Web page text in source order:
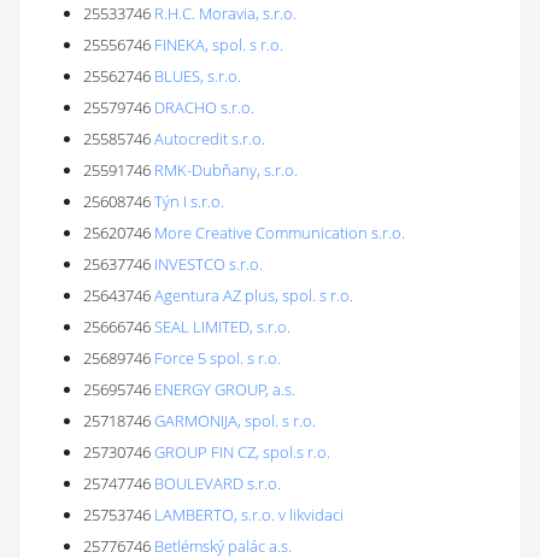
25533746 R.H.C. Moravia, s.r.o.
25556746 FINEKA, spol. s r.o.
25562746 BLUES, s.r.o.
25579746 DRACHO s.r.o.
25585746Autocredit s.r.o.
25591746 RMK-Dubňany, s.r.o.
25608746Týn I s.r.o.
25620746 More Creative Communication s.r.o.
25637746 INVESTCO s.r.o.
25643746Agentura AZ plus, spol. s r.o.
25666746SEAL LIMITED, s.r.o.
25689746 Force 5 spol. s r.o.
25695746 ENERGY GROUP, a.s.
25718746GARMONIJA, spol. s r.o.
25730746GROUP FIN CZ, spol.s r.o.
25747746 BOULEVARD s.r.o.
25753746 LAMBERTO, s.r.o. v likvidaci
25776746 Betlémský palác a.s.